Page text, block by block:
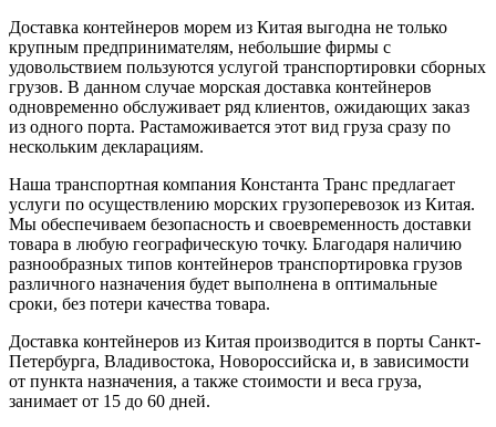
Доставка контейнеров морем из Китая выгодна не только
крупным предпринимателям, небольшие фирмы с
удовольствием пользуются услугой транспортировки сборных
грузов. В данном случае морская доставка контейнеров
одновременно обслуживает ряд клиентов, ожидающих заказ
из одного порта. Растаможивается этот вид груза сразу по
нескольким декларациям.
Наша транспортная компания Константа Транс предлагает
услуги по осуществлению морских грузоперевозок из Китая.
Мы обеспечиваем безопасность и своевременность доставки
товара в любую географическую точку. Благодаря наличию
разнообразных типов контейнеров транспортировка грузов
различного назначения будет выполнена в оптимальные
сроки, без потери качества товара.
Доставка контейнеров из Китая производится в порты Санкт-
Петербурга, Владивостока, Новороссийска и, в зависимости
от пункта назначения, а также стоимости и веса груза,
занимает от 15 до 60 дней.